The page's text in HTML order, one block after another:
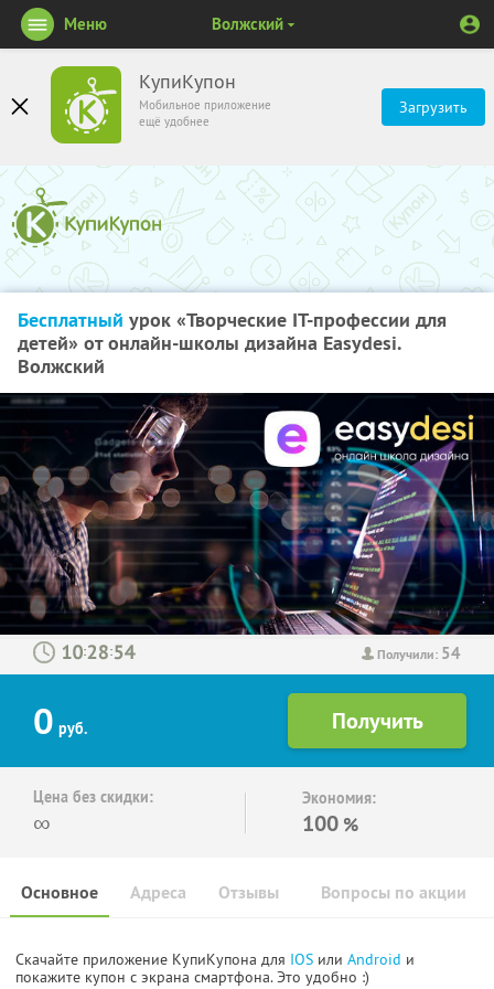
КупиКупон
Мобильное приложение
ещё удобнее
Загрузить
Меню Волжский
Бесплатный урок «Творческие IT-профессии для
детей» от онлайн-школы дизайна Easydesi.
Волжский
Получили: 54
: :
0 руб.
Цена без скидки:
∞
Экономия:
100 %
Основное Отзывы Вопросы по акции
Адреса
Скачайте приложение КупиКупона для IOS или Android и
покажите купон с экрана смартфона. Это удобно :)